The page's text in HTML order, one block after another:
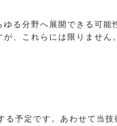
る分野へ展開できる可能
、これらには限りません。
予定です。あわせて当技